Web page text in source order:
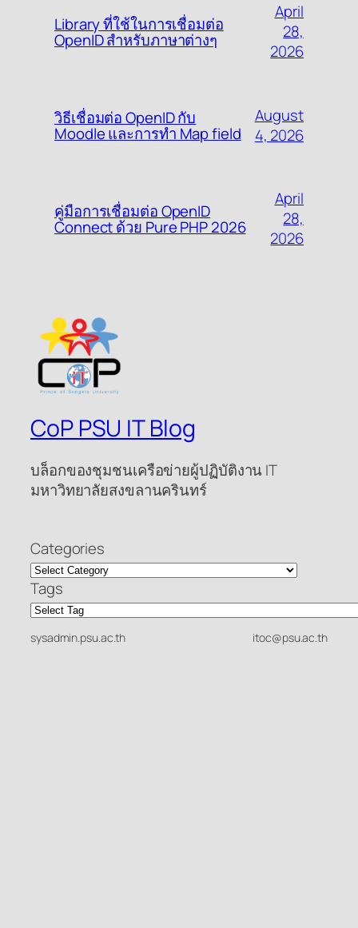
Library ที่ใช้ในการเชื่อมต่อ
OpenID สำหรับภาษาต่างๆ
April
28,
2026
วิธีเชื่อมต่อ OpenID กับ
Moodle และการทำ Map field
August
4, 2026
คู่มือการเชื่อมต่อ OpenID
Connect ด้วย Pure PHP 2026
April
28,
2026
CoP PSU IT Blog
บล็อกของชุมชนเครือข่ายผู้ปฏิบัติงาน IT
มหาวิทยาลัยสงขลานครินทร์
Categories
Tags
sysadmin.psu.ac.th itoc@psu.ac.th